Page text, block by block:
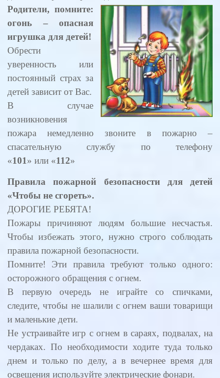
Родители, помните:
огонь – опасная
игрушка для детей!
Обрести
уверенность или
постоянный страх за
детей зависит от Вас.
В случае
возникновения
пожара немедленно звоните в пожарно –
спасательную службу по телефону
«101» или «112»
Правила пожарной безопасности для детей
«Чтобы не сгореть».
ДОРОГИЕ РЕБЯТА!
Пожары причиняют людям большие несчастья.
Чтобы избежать этого, нужно строго соблюдать
правила пожарной безопасности.
Помните! Эти правила требуют только одного:
осторожного обращения с огнем.
В первую очередь не играйте со спичками,
следите, чтобы не шалили с огнем ваши товарищи
и маленькие дети.
Не устраивайте игр с огнем в сараях, подвалах, на
чердаках. По необходимости ходите туда только
днем и только по делу, а в вечернее время для
освещения используйте электрические фонари.